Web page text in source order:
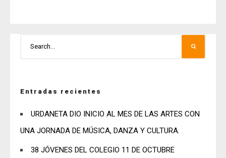
Entradas recientes
URDANETA DIO INICIO AL MES DE LAS ARTES CON
UNA JORNADA DE MÚSICA, DANZA Y CULTURA.
38 JÓVENES DEL COLEGIO 11 DE OCTUBRE